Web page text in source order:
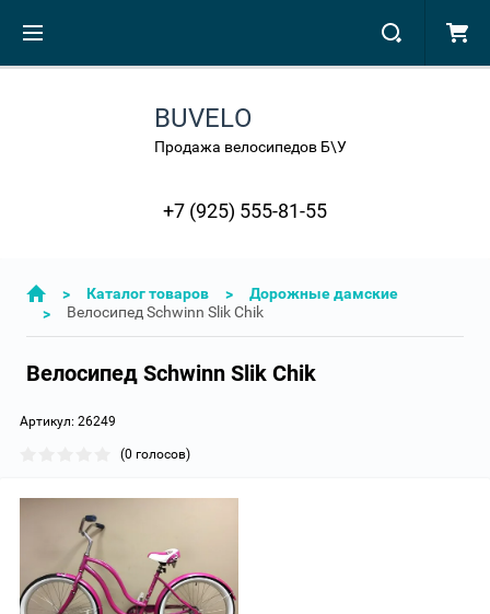
BUVELO
Продажа велосипедов Б\У
+7 (925) 555-81-55
> Каталог товаров >
Дорожные дамские
>
Велосипед Schwinn Slik Chik
Велосипед Schwinn Slik Chik
Артикул: 26249
(0 голосов)